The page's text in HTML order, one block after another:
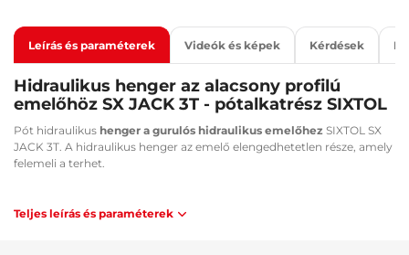
Leírás és paraméterek Videók és képek Kérdések
Hidraulikus henger az alacsony profilú
emelőhöz SX JACK 3T - pótalkatrész SIXTOL
Pót hidraulikus henger a gurulós hidraulikus emelőhez SIXTOL SX
JACK 3T. A hidraulikus henger az emelő elengedhetetlen része, amely
felemeli a terhet.
SIXTOL SX JACK 3 - SX3065
Teljes leírás és paraméterek